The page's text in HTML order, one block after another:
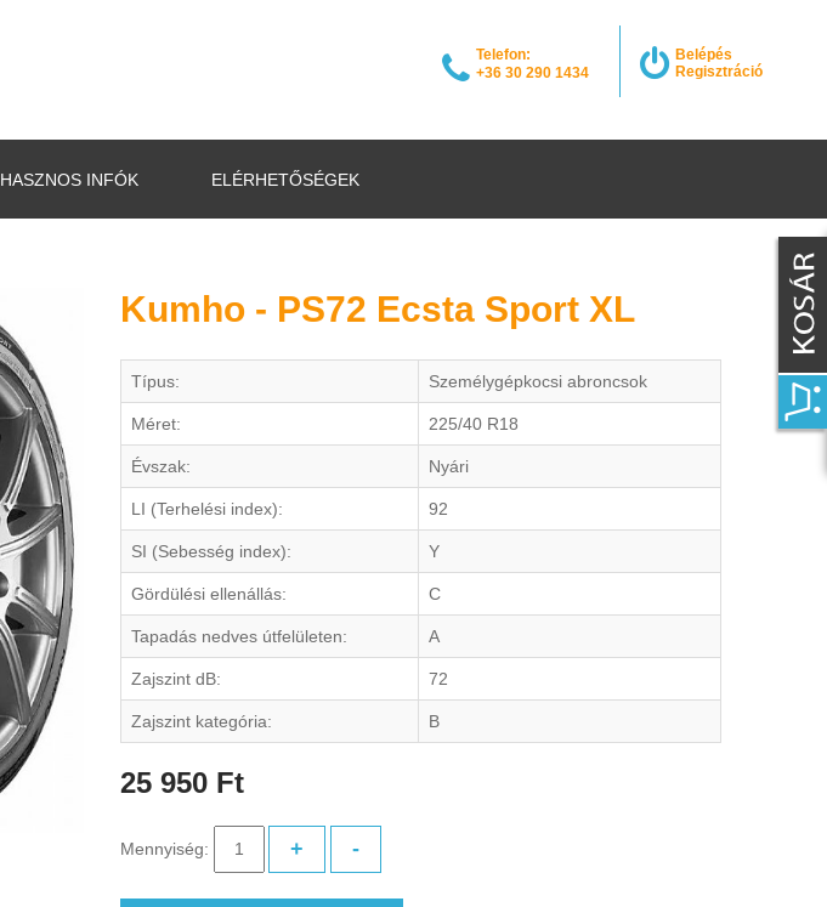
Belépés
Regisztráció
Telefon:
+36 30 290 1434
HASZNOS INFÓK ELÉRHETŐSÉGEK
Kumho - PS72 Ecsta Sport XL
Típus: Személygépkocsi abroncsok
Méret: 225/40 R18
Évszak: Nyári
LI (Terhelési index): 92
SI (Sebesség index): Y
Gördülési ellenállás: C
Tapadás nedves útfelületen: A
Zajszint dB: 72
Zajszint kategória: B
25 950 Ft
Mennyiség: + -